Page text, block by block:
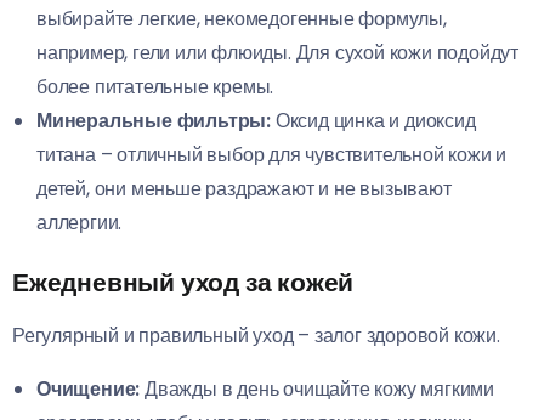
выбирайте легкие, некомедогенные формулы,
например, гели или флюиды. Для сухой кожи подойдут
более питательные кремы.
Минеральные фильтры:Оксид цинка и диоксид
титана – отличный выбор для чувствительной кожи и
детей, они меньше раздражают и не вызывают
аллергии.
Ежедневный уход за кожей
Регулярный и правильный уход – залог здоровой кожи.
Очищение:Дважды в день очищайте кожу мягкими